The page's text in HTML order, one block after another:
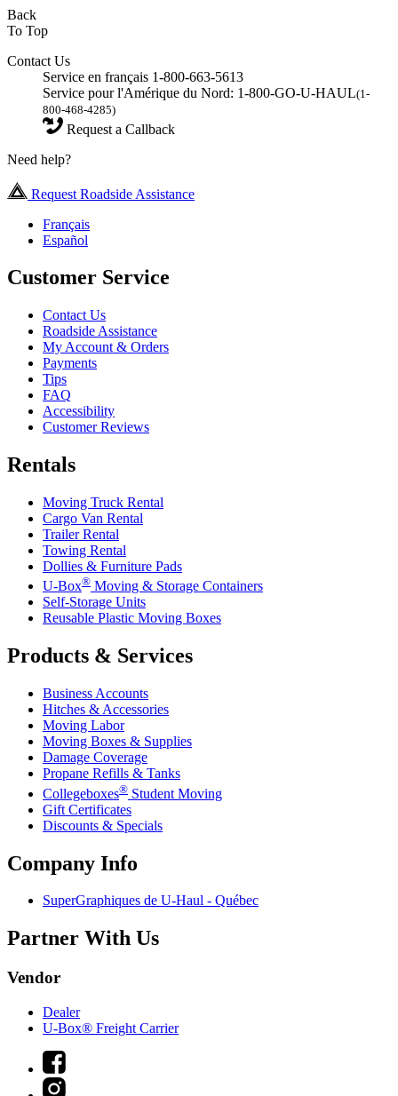
Back
To Top
Contact Us
Service en français 1-800-663-5613
Service pour l'Amérique du Nord: 1-800-GO-U-HAUL(1-
800-468-4285)
Request a Callback
Need help?
Request Roadside Assistance
Français
Español
Customer Service
Contact Us
Roadside Assistance
My Account & Orders
Payments
Tips
FAQ
Accessibility
Customer Reviews
Rentals
Moving Truck Rental
Cargo Van Rental
Trailer Rental
Towing Rental
Dollies & Furniture Pads
U-Box® Moving & Storage Containers
Self-Storage Units
Reusable Plastic Moving Boxes
Products & Services
Business Accounts
Hitches & Accessories
Moving Labor
Moving Boxes & Supplies
Damage Coverage
Propane Refills & Tanks
Collegeboxes® Student Moving
Gift Certificates
Discounts & Specials
Company Info
SuperGraphiques de U-Haul - Québec
Partner With Us
Vendor
Dealer
U-Box® Freight Carrier